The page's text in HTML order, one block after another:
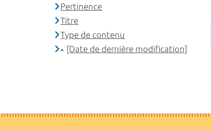
Pertinence
Titre
Type de contenu
[Date de dernière modification]